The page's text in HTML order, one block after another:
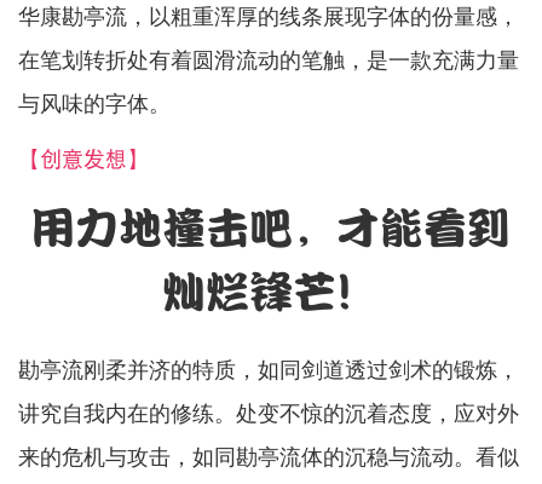
华康勘亭流，以粗重浑厚的线条展现字体的份量感，
在笔划转折处有着圆滑流动的笔触，是一款充满力量
与风味的字体。
【创意发想】
用力地撞击吧，才能看到
灿烂锋芒！
勘亭流刚柔并济的特质，如同剑道透过剑术的锻炼，
讲究自我内在的修练。处变不惊的沉着态度，应对外
来的危机与攻击，如同勘亭流体的沉稳与流动。看似